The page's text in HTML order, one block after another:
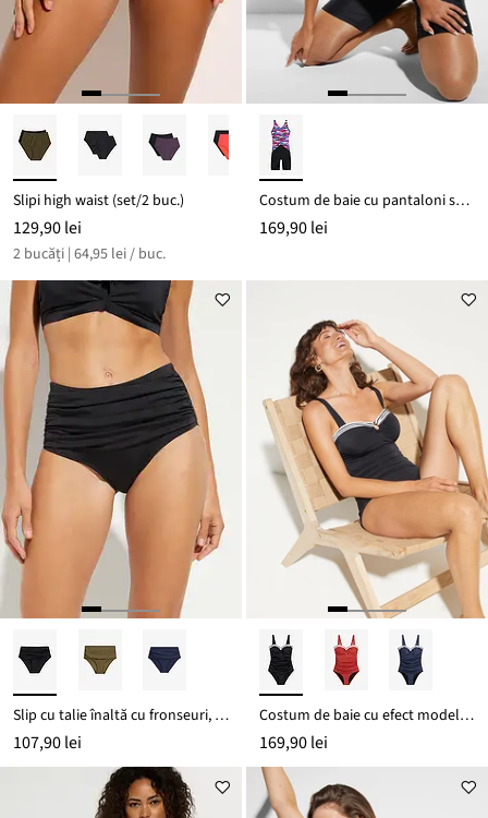
Slipi high waist (set/2 buc.)
129,90 lei
2 bucăți | 64,95 lei / buc.
Costum de baie cu pantaloni scurți cu efect de modelare ușor
169,90 lei
Slip cu talie înaltă cu fronseuri, cu efect modelator ușor
107,90 lei
Costum de baie cu efect modelator ușor
169,90 lei